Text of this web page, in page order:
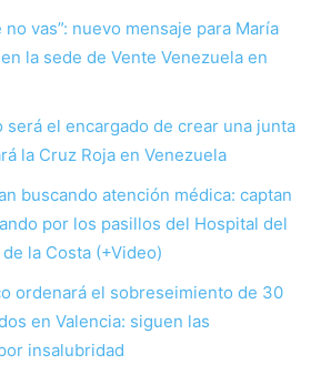
vas”: nuevo mensaje para María
la sede de Vente Venezuela en
será el encargado de crear una junta
la Cruz Roja en Venezuela
buscando atención médica: captan
por los pasillos del Hospital del
la Costa (+Video)
ordenará el sobreseimiento de 30
en Valencia: siguen las
insalubridad